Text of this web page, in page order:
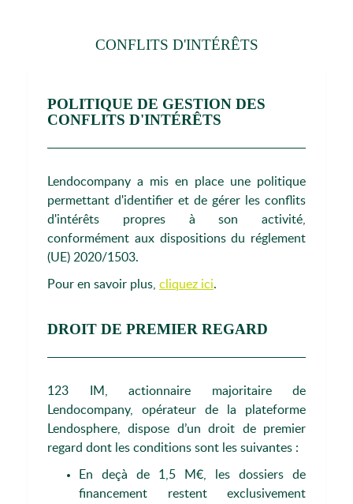
CONFLITS D'INTÉRÊTS
POLITIQUE DE GESTION DES
CONFLITS D'INTÉRÊTS
Lendocompany a mis en place une politique
permettant d'identifier et de gérer les conflits
d'intérêts propres à son activité,
conformément aux dispositions du réglement
(UE) 2020/1503.
Pour en savoir plus, cliquez ici.
DROIT DE PREMIER REGARD
123 IM, actionnaire majoritaire de
Lendocompany, opérateur de la plateforme
Lendosphere, dispose d’un droit de premier
regard dont les conditions sont les suivantes :
En deçà de 1,5 M€, les dossiers de
financement restent exclusivement